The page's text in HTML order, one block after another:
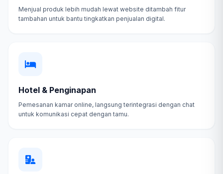
Menjual produk lebih mudah lewat website ditambah fitur
tambahan untuk bantu tingkatkan penjualan digital.
Hotel & Penginapan
Pemesanan kamar online, langsung terintegrasi dengan chat
untuk komunikasi cepat dengan tamu.